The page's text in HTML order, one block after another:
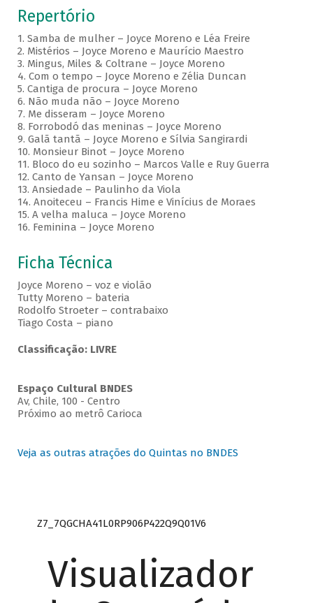
Repertório
1. Samba de mulher – Joyce Moreno e Léa Freire
2. Mistérios – Joyce Moreno e Maurício Maestro
3. Mingus, Miles & Coltrane – Joyce Moreno
4. Com o tempo – Joyce Moreno e Zélia Duncan
5. Cantiga de procura – Joyce Moreno
6. Não muda não – Joyce Moreno
7. Me disseram – Joyce Moreno
8. Forrobodó das meninas – Joyce Moreno
9. Galã tantã – Joyce Moreno e Sílvia Sangirardi
10. Monsieur Binot – Joyce Moreno
11. Bloco do eu sozinho – Marcos Valle e Ruy Guerra
12. Canto de Yansan – Joyce Moreno
13. Ansiedade – Paulinho da Viola
14. Anoiteceu – Francis Hime e Vinícius de Moraes
15. A velha maluca – Joyce Moreno
16. Feminina – Joyce Moreno
Ficha Técnica
Joyce Moreno – voz e violão
Tutty Moreno – bateria
Rodolfo Stroeter – contrabaixo
Tiago Costa – piano
Classificação: LIVRE
Espaço Cultural BNDES
Av, Chile, 100 - Centro
Próximo ao metrô Carioca
Veja as outras atrações do Quintas no BNDES
Z7_7QGCHA41L0RP906P422Q9Q01V6
Visualizador